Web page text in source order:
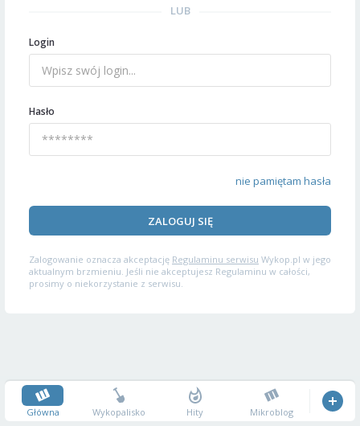
LUB
Login
Hasło
nie pamiętam hasła
ZALOGUJ SIĘ
Zalogowanie oznacza akceptację Regulaminu serwisu Wykop.pl w jego
aktualnym brzmieniu. Jeśli nie akceptujesz Regulaminu w całości,
prosimy o niekorzystanie z serwisu.
Główna Wykopalisko Hity Mikroblog